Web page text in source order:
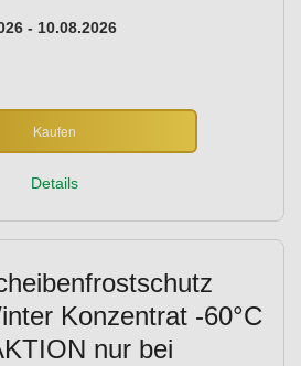
- 10.08.2026
Kaufen
Details
Konzentrat -60°C
nur bei